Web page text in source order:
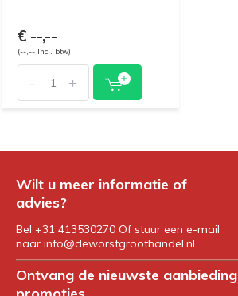
€ --,--
(--,-- Incl. btw)
- +
Wilt u meer informatie of
advies?
Bel +31 413530270 Of stuur een e-mail
naar info@deworstgroothandel.nl
Ontvang de nieuwste